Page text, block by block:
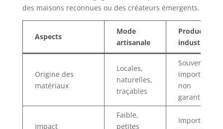
des maisons reconnues ou des créateurs émergents.
Aspects
Mode
artisanale
Production
industrielle
Origine des
matériaux
Locales,
naturelles,
traçables
Souvent
importées,
non
garanties
Impact
Faible,
petites
Important,